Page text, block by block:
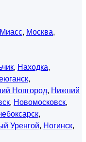
Миасс, Москва,
, Находка,
,
Новгород, Нижний
, Новомосковск,
,
Уренгой, Ногинск,